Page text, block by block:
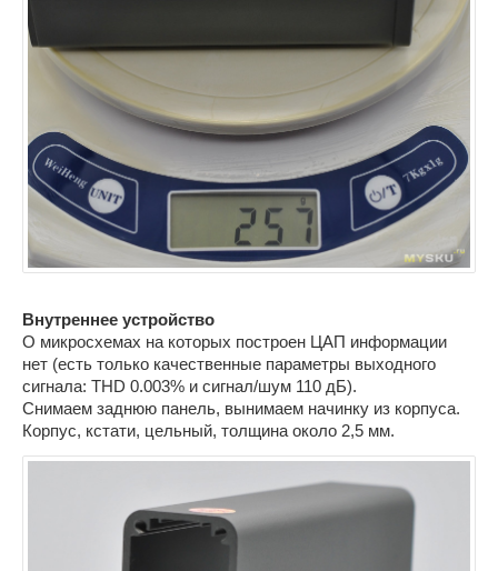
Внутреннее устройство
О микросхемах на которых построен ЦАП информации
нет (есть только качественные параметры выходного
сигнала: THD 0.003% и сигнал/шум 110 дБ).
Снимаем заднюю панель, вынимаем начинку из корпуса.
Корпус, кстати, цельный, толщина около 2,5 мм.